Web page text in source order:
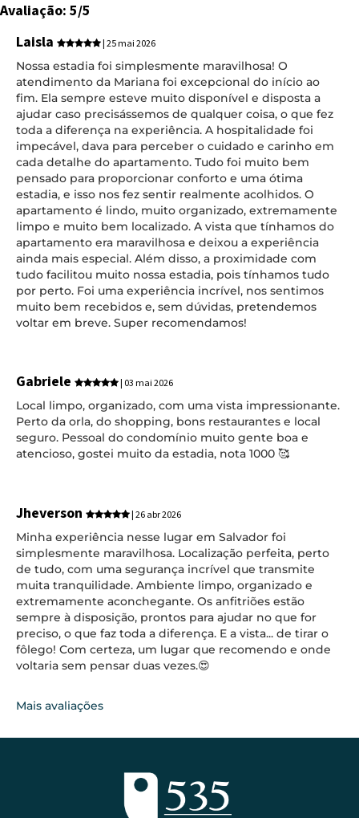
Avaliação: 5/5
Laisla
| 25 mai 2026
Nossa estadia foi simplesmente maravilhosa! O
atendimento da Mariana foi excepcional do início ao
fim. Ela sempre esteve muito disponível e disposta a
ajudar caso precisássemos de qualquer coisa, o que fez
toda a diferença na experiência. A hospitalidade foi
impecável, dava para perceber o cuidado e carinho em
cada detalhe do apartamento. Tudo foi muito bem
pensado para proporcionar conforto e uma ótima
estadia, e isso nos fez sentir realmente acolhidos. O
apartamento é lindo, muito organizado, extremamente
limpo e muito bem localizado. A vista que tínhamos do
apartamento era maravilhosa e deixou a experiência
ainda mais especial. Além disso, a proximidade com
tudo facilitou muito nossa estadia, pois tínhamos tudo
por perto. Foi uma experiência incrível, nos sentimos
muito bem recebidos e, sem dúvidas, pretendemos
voltar em breve. Super recomendamos!
Gabriele | 03 mai 2026
Local limpo, organizado, com uma vista impressionante.
Perto da orla, do shopping, bons restaurantes e local
seguro. Pessoal do condomínio muito gente boa e
atencioso, gostei muito da estadia, nota 1000 🥰
Jheverson | 26 abr 2026
Minha experiência nesse lugar em Salvador foi
simplesmente maravilhosa. Localização perfeita, perto
de tudo, com uma segurança incrível que transmite
muita tranquilidade. Ambiente limpo, organizado e
extremamente aconchegante. Os anfitriões estão
sempre à disposição, prontos para ajudar no que for
preciso, o que faz toda a diferença. E a vista... de tirar o
fôlego! Com certeza, um lugar que recomendo e onde
voltaria sem pensar duas vezes.😍
Mais avaliações